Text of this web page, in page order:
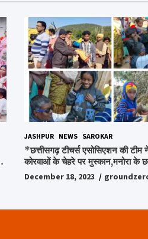
JASHPUR NEWS SAROKAR
*छत्तीसगढ़ टीचर्स एसोसिएशन की टीम
कोरवाओं के चेहरे पर मुस्कान,मनोरा के
किया ये अभियान, पढ़िए पूरी ख़बर…*
December 18, 2023